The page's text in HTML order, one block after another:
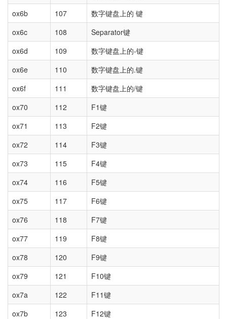
ox6b
107
数字键盘上的 键
ox6c
108
Separator键
ox6d
109
数字键盘上的-键
ox6e
110
数字键盘上的.键
ox6f
111
数字键盘上的/键
ox70
112
F1键
ox71
113
F2键
ox72
114
F3键
ox73
115
F4键
ox74
116
F5键
ox75
117
F6键
ox76
118
F7键
ox77
119
F8键
ox78
120
F9键
ox79
121
F10键
ox7a
122
F11键
ox7b
123
F12键